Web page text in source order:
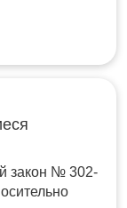
закон № 302-